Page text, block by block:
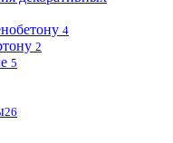
4
2
5
26